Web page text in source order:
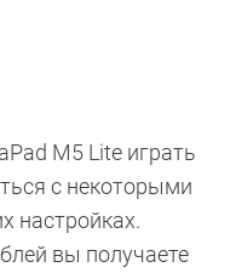
M5 Lite играть
с некоторыми
настройках.
вы получаете